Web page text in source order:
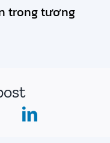
trong tương